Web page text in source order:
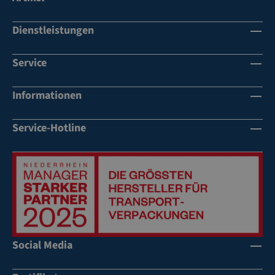
Dienstleistungen
Service
Informationen
Service-Hotline
Social Media